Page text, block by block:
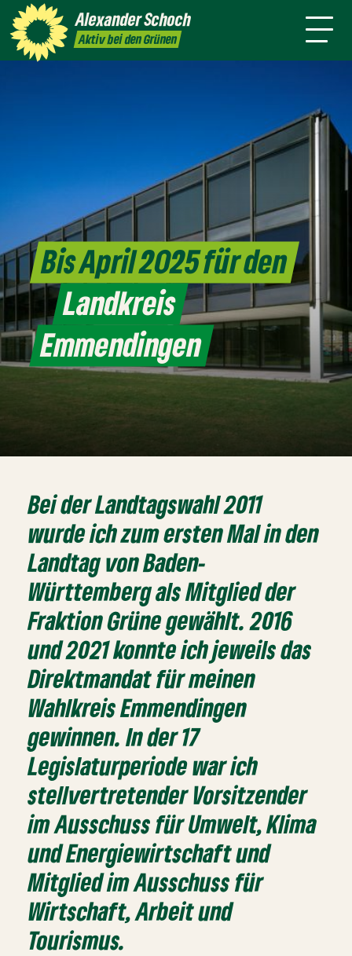
AlexanderSchoch
Aktiv bei den Grünen
Pressemitteilungen
danach
Bis April 2025 für den
Landkreis
Emmendingen
Bei der Landtagswahl 2011
wurde ich zum ersten Mal in den
Landtag von Baden-
Württemberg als Mitglied der
Fraktion Grüne gewählt. 2016
und 2021 konnte ich jeweils das
Direktmandat für meinen
Wahlkreis Emmendingen
gewinnen. In der 17
Legislaturperiode war ich
stellvertretender Vorsitzender
im Ausschuss für Umwelt, Klima
und Energiewirtschaft und
Mitglied im Ausschuss für
Wirtschaft, Arbeit und
Tourismus.